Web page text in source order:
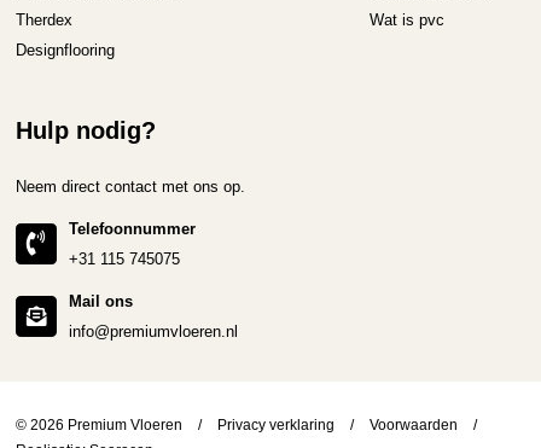
Therdex
Designflooring
Wat is pvc
Hulp nodig?
Neem direct contact met ons op.
Telefoonnummer
+31 115 745075
Mail ons
info@premiumvloeren.nl
© 2026 Premium Vloeren / Privacy verklaring / Voorwaarden
/